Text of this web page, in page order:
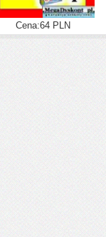
Cena:64 PLN